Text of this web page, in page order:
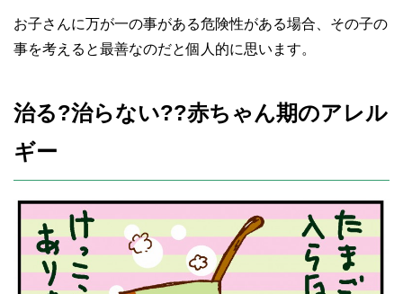
お子さんに万が一の事がある危険性がある場合、その子の
事を考えると最善なのだと個人的に思います。
治る?治らない??赤ちゃん期のアレル
ギー